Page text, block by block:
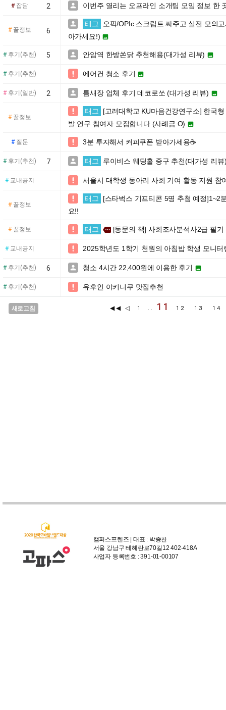
#잡담 2  이번주 열리는 오프라인 소개팅 모임 정보 한
#꿀정보 6
 태그
오픽/OPIc 스크립트 짜주고 실전 모의
아가세요!) 
#후기(추천) 5  안암역 한방쏜닭 추천해용(대가성 리뷰) 
#후기(추천)  에어컨 청소 후기 
#후기(일반) 2  틈새장 업체 후기 데코로쏘 (대가성 리뷰) 
#꿀정보
 태그
[고려대학교 KU마음건강연구소] 한국
발 연구 참여자 모집합니다 (사례금 O) 
#질문  3분 투자해서 커피쿠폰 받아가세용☕️
#후기(추천) 7  태그 루이비스 웨딩홀 중구 추천(대가성 리뷰
#교내공지  서울시 대학생 동아리 사회 기여 활동 지원 참
#꿀정보
 태그
[스타벅스 기프티콘 5명 추첨 예정]1~2
요!!
#꿀정보  태그 more [동문의 책] 사회조사분석사2급 필
#교내공지  2025학년도 1학기 천원의 아침밥 학생 모니터
#후기(추천) 6  청소 4시간 22,400원에 이용한 후기 
#후기(추천)  유후인 야키니쿠 맛집추천
새로고침 ◀◀ ◁ 1 .. 11 12 13
캠퍼스프렌즈 | 대표 : 박종찬
서울 강남구 테헤란로70길12 402-418A
사업자 등록번호 : 391-01-00107